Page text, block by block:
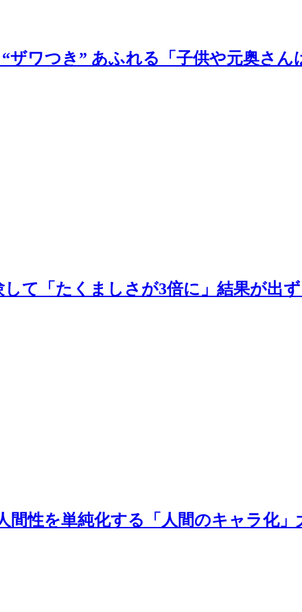
ワつき” あふれる「子供や元奥さん
て「たくましさが3倍に」結果が出
性を単純化する「人間のキャラ化」